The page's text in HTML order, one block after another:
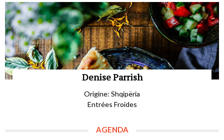
Denise Parrish
Origine: Shqipëria
Entrées Froides
AGENDA